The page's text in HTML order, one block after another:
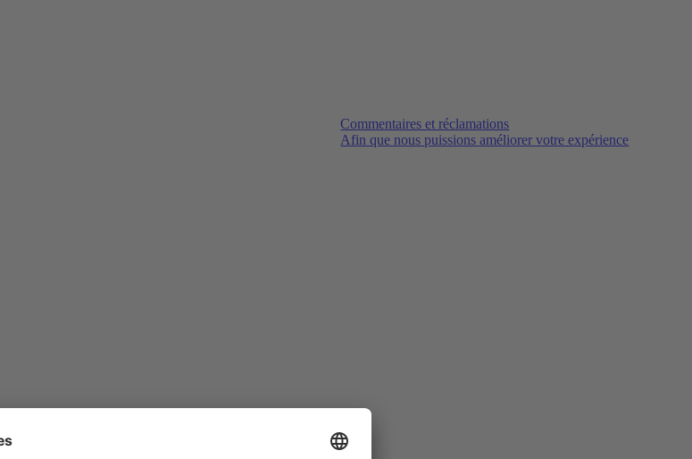
Commentaires et réclamations
Afin que nous puissions améliorer votre expérience